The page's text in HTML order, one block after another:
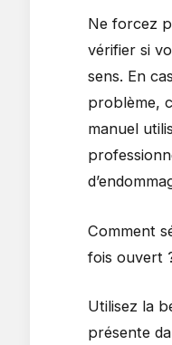
Ne forcez
vérifier si
sens. En
problème,
manuel
Comment
fois ouvert
Utilisez la
présente